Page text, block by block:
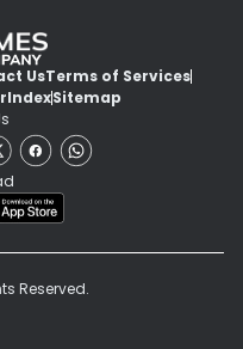
UsTerms of Services
IndexSitemap
Reserved.